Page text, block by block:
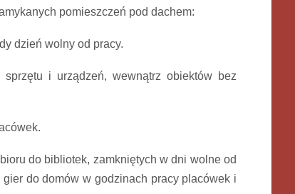
pomieszczeń pod dachem:
dzień wolny od pracy.
i urządzeń, wewnątrz obiektów bez
do bibliotek, zamkniętych w dni wolne od
do domów w godzinach pracy placówek i